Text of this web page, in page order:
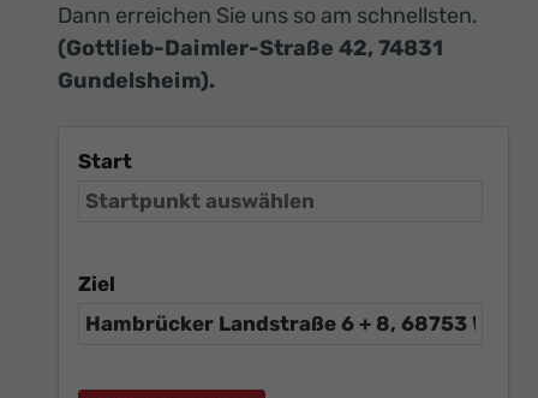
Dann erreichen Sie uns so am schnellsten.
(Gottlieb-Daimler-Straße 42, 74831
Gundelsheim).
Start
Ziel